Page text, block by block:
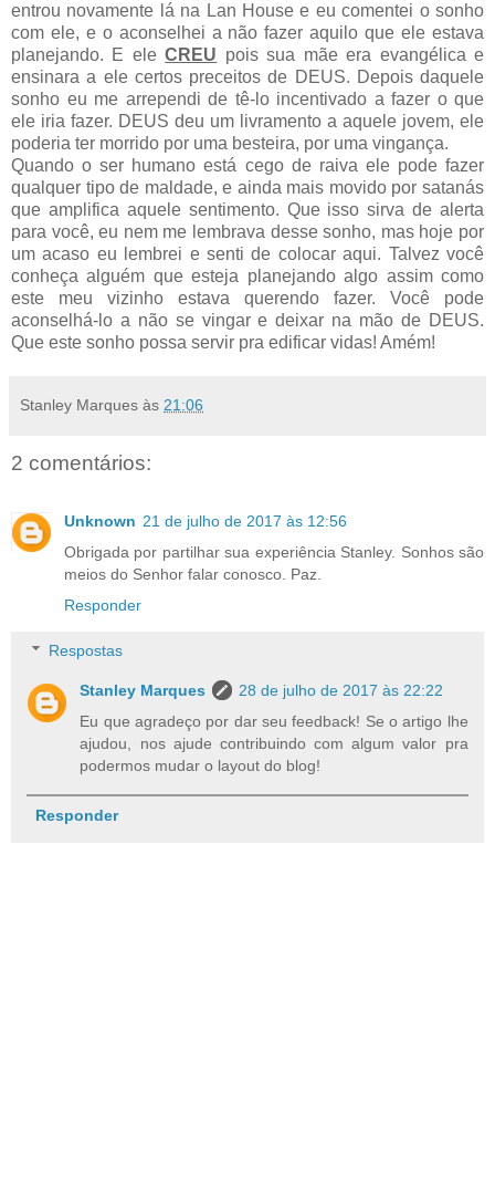
entrou novamente lá na Lan House e eu comentei o sonho
com ele, e o aconselhei a não fazer aquilo que ele estava
planejando. E eleCREU pois sua mãe era evangélica e
ensinara a ele certos preceitos de DEUS. Depois daquele
sonho eu me arrependi de tê-lo incentivado a fazer o que
ele iria fazer. DEUS deu um livramento a aquele jovem, ele
poderia ter morrido por uma besteira, por uma vingança.
Quando o ser humano está cego de raiva ele pode fazer
qualquer tipo de maldade, e ainda mais movido por satanás
que amplifica aquele sentimento. Que isso sirva de alerta
para você, eu nem me lembrava desse sonho, mas hoje por
um acaso eu lembrei e senti de colocar aqui. Talvez você
conheça alguém que esteja planejando algo assim como
este meu vizinho estava querendo fazer. Você pode
aconselhá-lo a não se vingar e deixar na mão de DEUS.
Que este sonho possa servir pra edificar vidas! Amém!
Stanley Marques às 21:06
2 comentários:
Unknown 21 de julho de 2017 às 12:56
Obrigada por partilhar sua experiência Stanley. Sonhos são
meios do Senhor falar conosco. Paz.
Responder
Respostas
Stanley Marques
28 de julho de 2017 às 22:22
Eu que agradeço por dar seu feedback! Se o artigo lhe
ajudou, nos ajude contribuindo com algum valor pra
podermos mudar o layout do blog!
Responder